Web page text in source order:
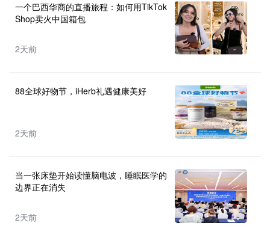
一个巴西华商的直播旅程：如何用TikTok
Shop卖火中国箱包
2天前
88全球好物节，iHerb礼遇健康美好
2天前
当一张床垫开始读懂脑电波，睡眠医学的
边界正在消失
2天前